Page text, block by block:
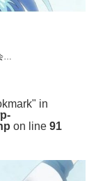
…
in
on line 91